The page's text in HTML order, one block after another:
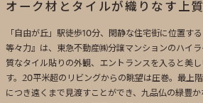
オーク材とタイルが織りなす上
「自由が丘」駅徒歩10分、閑静な住宅街に位置す
等々力』は、東急不動産㈱分譲マンションのハイ
質なタイル貼りの外観、エントランスを入ると美
す。20平米超のリビングからの眺望は圧巻。最上
につき遠くまで見渡すことができ、九品仏の緑豊か